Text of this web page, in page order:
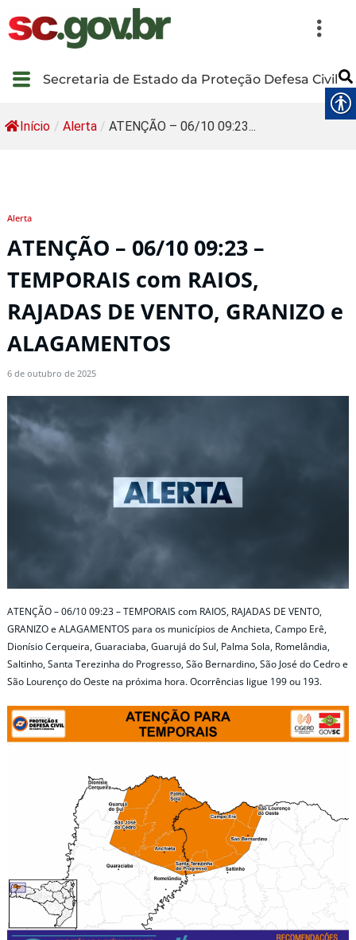
Secretaria de Estado da Proteção Defesa Civil
Início / Alerta / ATENÇÃO – 06/10 09:23...
Alerta
ATENÇÃO – 06/10 09:23 –
TEMPORAIS com RAIOS,
RAJADAS DE VENTO, GRANIZO e
ALAGAMENTOS
6 de outubro de 2025
ATENÇÃO – 06/10 09:23 – TEMPORAIS com RAIOS, RAJADAS DE VENTO,
GRANIZO e ALAGAMENTOS para os municípios de Anchieta, Campo Erê,
Dionísio Cerqueira, Guaraciaba, Guarujá do Sul, Palma Sola, Romelândia,
Saltinho, Santa Terezinha do Progresso, São Bernardino, São José do Cedro e
São Lourenço do Oeste na próxima hora. Ocorrências ligue 199 ou 193.